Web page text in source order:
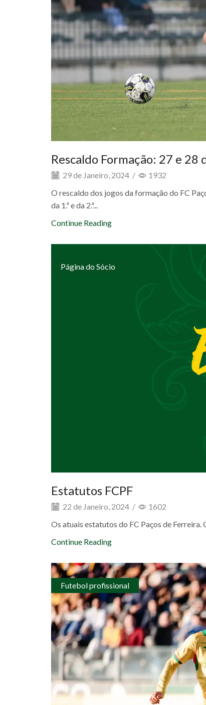
Rescaldo Formação: 27 e 28
29 de Janeiro, 2024 /
1932
O rescaldo dos jogos da formação do FC
da 1.ª e da 2.ª...
Continue Reading
Página do Sócio
Estatutos FCPF
22 de Janeiro, 2024 /
1602
Os atuais estatutos do FC Paços de
Continue Reading
Futebol profissional